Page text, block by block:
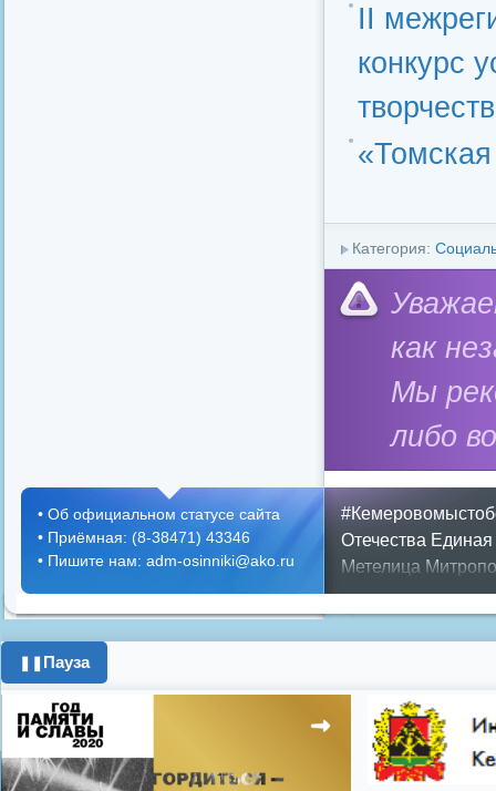
II
конкурс
Категория:
как
Мы
либо
Отечества
Метелица
Днем ЖКХ
Противопожарная
день города
цифровое
Показать все теги
• Об официальном статусе сайта
• Приёмная: (8-38471) 43346
• Пишите нам: adm-osinniki@ako.ru
Пауза